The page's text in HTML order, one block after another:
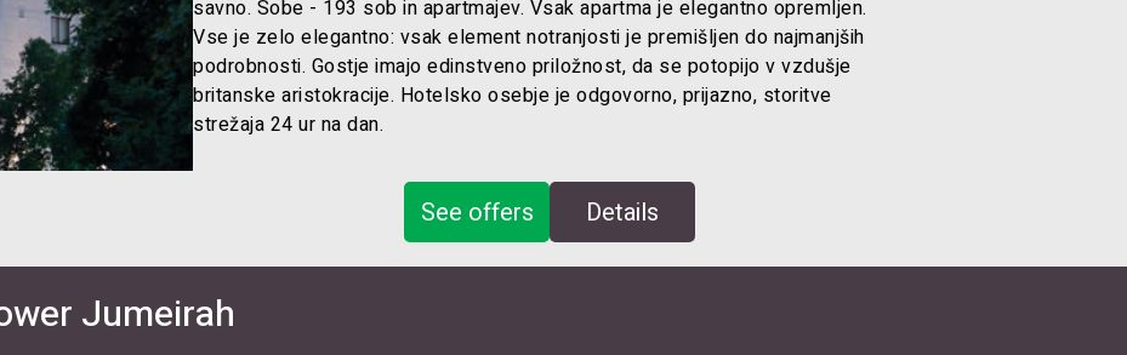
savno. Sobe - 193 sob in apartmajev. Vsak apartma je elegantno opremljen.
Vse je zelo elegantno: vsak element notranjosti je premišljen do najmanjših
podrobnosti. Gostje imajo edinstveno priložnost, da se potopijo v vzdušje
britanske aristokracije. Hotelsko osebje je odgovorno, prijazno, storitve
strežaja 24 ur na dan.
See offers Details
Jumeirah